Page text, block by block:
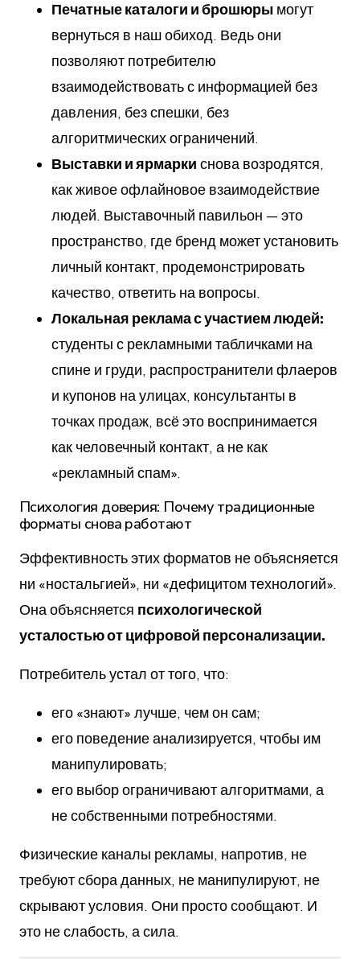
Печатные каталоги и брошюры могут
вернуться в наш обиход. Ведь они
позволяют потребителю
взаимодействовать с информацией без
давления, без спешки, без
алгоритмических ограничений.
Выставки и ярмарки снова возродятся,
как живое офлайновое взаимодействие
людей. Выставочный павильон — это
пространство, где бренд может установить
личный контакт, продемонстрировать
качество, ответить на вопросы.
Локальная реклама с участием людей:
студенты с рекламными табличками на
спине и груди, распространители флаеров
и купонов на улицах, консультанты в
точках продаж, всё это воспринимается
как человечный контакт, а не как
«рекламный спам».
Психология доверия: Почему традиционные
форматы снова работают
Эффективность этих форматов не объясняется
ни «ностальгией», ни «дефицитом технологий».
Она объясняется психологической
усталостью от цифровой персонализации.
Потребитель устал от того, что:
его «знают» лучше, чем он сам;
его поведение анализируется, чтобы им
манипулировать;
его выбор ограничивают алгоритмами, а
не собственными потребностями.
Физические каналы рекламы, напротив, не
требуют сбора данных, не манипулируют, не
скрывают условия. Они просто сообщают. И
это не слабость, а сила.